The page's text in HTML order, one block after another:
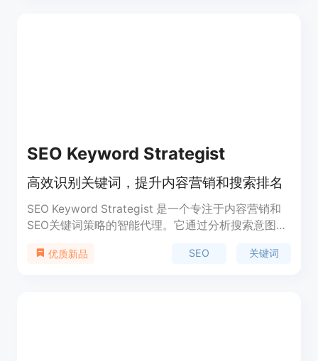
SEO Keyword Strategist
高效识别关键词，提升内容营销和搜索排名
SEO Keyword Strategist 是一个专注于内容营销和
SEO关键词策略的智能代理。它通过分析搜索意图和
而规划有效的内容策略，提高博客和着陆页的搜索排
优质新品 SEO 关键词